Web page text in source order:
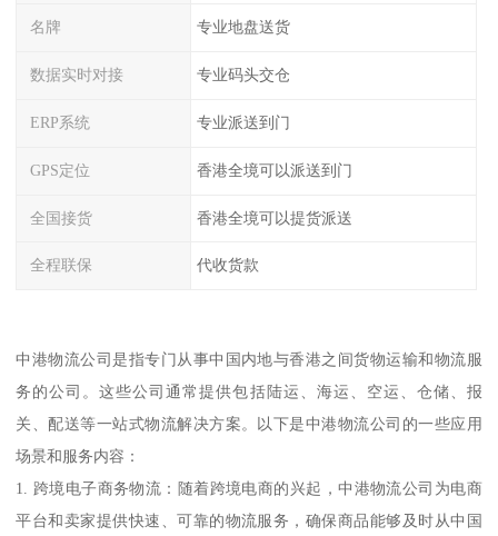
名牌 专业地盘送货
数据实时对接 专业码头交仓
ERP系统 专业派送到门
GPS定位 香港全境可以派送到门
全国接货 香港全境可以提货派送
全程联保 代收货款
中港物流公司是指专门从事中国内地与香港之间货物运输和物流服
务的公司。这些公司通常提供包括陆运、海运、空运、仓储、报
关、配送等一站式物流解决方案。以下是中港物流公司的一些应用
场景和服务内容：
1. 跨境电子商务物流：随着跨境电商的兴起，中港物流公司为电商
平台和卖家提供快速、可靠的物流服务，确保商品能够及时从中国